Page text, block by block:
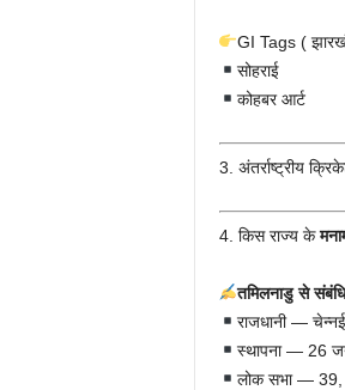
GI Tags (
सोहराई
कोहबर आर्ट
3. अंतर्राष्ट्रीय
4. किस राज्य के
तमिलनाडु से
राजधानी — चेन्नई
स्थापना — 26
लोक सभा — 39,